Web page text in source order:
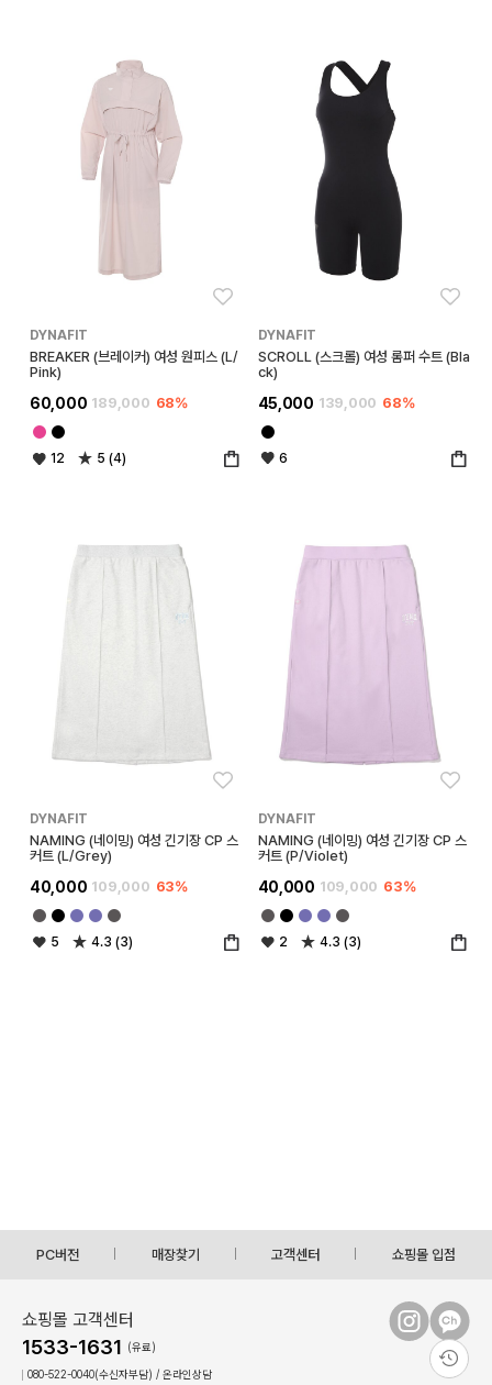
DYNAFIT
BREAKER (브레이커) 여성 원피스 (L/
Pink)
60,000 189,000 68%
12 5 (4)
DYNAFIT
SCROLL (스크롤) 여성 롬퍼 수트 (Bla
ck)
45,000 139,000 68%
6
DYNAFIT
NAMING (네이밍) 여성 긴기장 CP 스
커트 (L/Grey)
40,000 109,000 63%
5 4.3 (3)
DYNAFIT
NAMING (네이밍) 여성 긴기장 CP 스
커트 (P/Violet)
40,000 109,000 63%
2 4.3 (3)
PC버전 매장찾기 고객센터 쇼핑몰 입점
쇼핑몰 고객센터
1533-1631 (유료)
080-522-0040(수신자부담) / 온라인상담